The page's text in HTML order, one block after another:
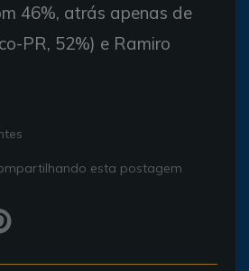
46%, atrás apenas de
PR, 52%) e Ramiro
esta postagem